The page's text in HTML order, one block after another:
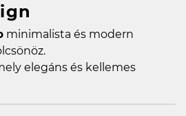
minimalista és modern
elegáns és kellemes